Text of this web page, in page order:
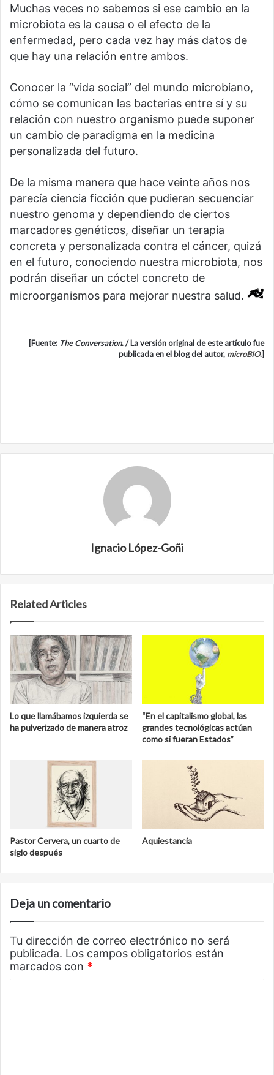
Muchas veces no sabemos si ese cambio en la
microbiota es la causa o el efecto de la
enfermedad, pero cada vez hay más datos de
que hay una relación entre ambos.
Conocer la “vida social” del mundo microbiano,
cómo se comunican las bacterias entre sí y su
relación con nuestro organismo puede suponer
un cambio de paradigma en la medicina
personalizada del futuro.
De la misma manera que hace veinte años nos
parecía ciencia ficción que pudieran secuenciar
nuestro genoma y dependiendo de ciertos
marcadores genéticos, diseñar un terapia
concreta y personalizada contra el cáncer, quizá
en el futuro, conociendo nuestra microbiota, nos
podrán diseñar un cóctel concreto de
microorganismos para mejorar nuestra salud.
[Fuente: The Conversation. / La versión original de este artículo fue
publicada en el blog del autor, microBIO.]
Ignacio López-Goñi
Related Articles
Lo que llamábamos izquierda se
ha pulverizado de manera atroz
“En el capitalismo global, las
grandes tecnológicas actúan
como si fueran Estados”
Pastor Cervera, un cuarto de
siglo después
Aquiestancia
Deja un comentario
Tu dirección de correo electrónico no será
publicada. Los campos obligatorios están
marcados con *